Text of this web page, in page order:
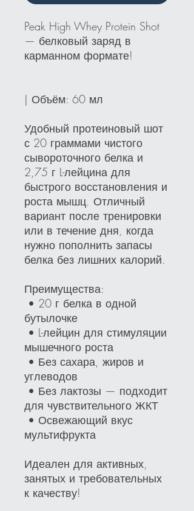
Peak High Whey Protein Shot
— белковый заряд в
карманном формате!
| Объём: 60 мл
Удобный протеиновый шот
с 20 граммами чистого
сывороточного белка и
2,75 г L-лейцина для
быстрого восстановления и
роста мышц. Отличный
вариант после тренировки
или в течение дня, когда
нужно пополнить запасы
белка без лишних калорий.
Преимущества:
• 20 г белка в одной
бутылочке
• L-лейцин для стимуляции
мышечного роста
• Без сахара, жиров и
углеводов
• Без лактозы — подходит
для чувствительного ЖКТ
• Освежающий вкус
мультифрукта
Идеален для активных,
занятых и требовательных
к качеству!